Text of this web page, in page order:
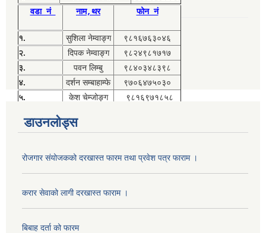
वडा नं नाम,थर फोन नं
१. सुशिला नेम्वाङ्ग
९८१६७६३०४६
२.
दिपक नेम्वाङ्ग
९८२४९८१७१७
३.
पवन लिम्बु
९८४०३४८३९८
४.
दर्शन सम्बाहाम्फे
९७०६४७५०३०
५.
केश चेम्जोङ्ग ९८१६९७१८५८
डाउनलोड्स
रोजगार संयोजकको दरखास्त फारम तथा प्रवेश पत्र फाराम ।
करार सेवाको लागी दरखास्त फाराम ।
बिबाह दर्ता को फारम